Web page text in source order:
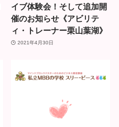
イブ体験会！そして追加開
催のお知らせ《アビリテ
ィ・トレーナー栗山葉湖》
2021年4月30日